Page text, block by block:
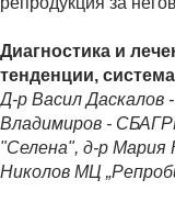
Диагностика и
тенденции,
Д-р Васил Даскалов
Владимиров -
"Селена", д-р Мария
Николов МЦ